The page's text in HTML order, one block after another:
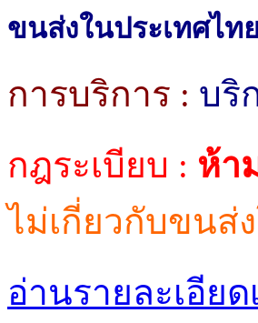
ขนส่งในประเทศไท
การบริการ : บริ
กฎระเบียบ : ห้า
ไม่เกี่ยวกับขนส่
อ่านรายละเอียด